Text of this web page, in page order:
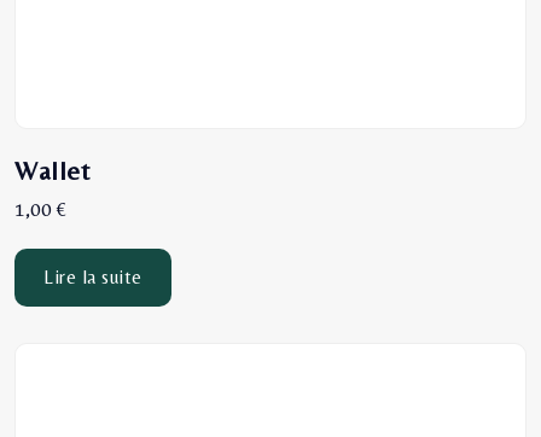
Wallet
1,00€
Lire la suite